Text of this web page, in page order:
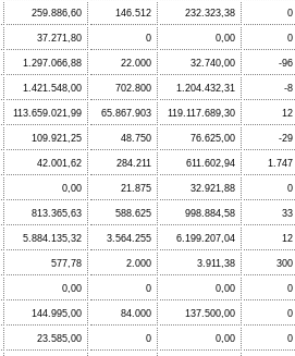
259.886,60 146.512 232.323,38 0
37.271,80 0 0,00 0
1.297.066,88 22.000 32.740,00 -96
1.421.548,00 702.800 1.204.432,31 -8
113.659.021,99 65.867.903 119.117.689,30 12
109.921,25 48.750 76.625,00 -29
42.001,62 284.211 611.602,94 1.747
0,00 21.875 32.921,88 0
813.365,63 588.625 998.884,58 33
5.884.135,32 3.564.255 6.199.207,04 12
577,78 2.000 3.911,38 300
0,00 0 0,00 0
144.995,00 84.000 137.500,00 0
23.585,00 0 0,00 0